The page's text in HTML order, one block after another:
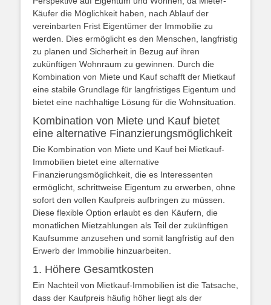
Käufer die Möglichkeit haben, nach Ablauf der
vereinbarten Frist Eigentümer der Immobilie zu
werden. Dies ermöglicht es den Menschen, langfristig
zu planen und Sicherheit in Bezug auf ihren
zukünftigen Wohnraum zu gewinnen. Durch die
Kombination von Miete und Kauf schafft der Mietkauf
eine stabile Grundlage für langfristiges Eigentum und
bietet eine nachhaltige Lösung für die Wohnsituation.
Kombination von Miete und Kauf bietet
eine alternative Finanzierungsmöglichkeit
Die Kombination von Miete und Kauf bei Mietkauf-
Immobilien bietet eine alternative
Finanzierungsmöglichkeit, die es Interessenten
ermöglicht, schrittweise Eigentum zu erwerben, ohne
sofort den vollen Kaufpreis aufbringen zu müssen.
Diese flexible Option erlaubt es den Käufern, die
monatlichen Mietzahlungen als Teil der zukünftigen
Kaufsumme anzusehen und somit langfristig auf den
Erwerb der Immobilie hinzuarbeiten.
1. Höhere Gesamtkosten
Ein Nachteil von Mietkauf-Immobilien ist die Tatsache,
dass der Kaufpreis häufig höher liegt als der